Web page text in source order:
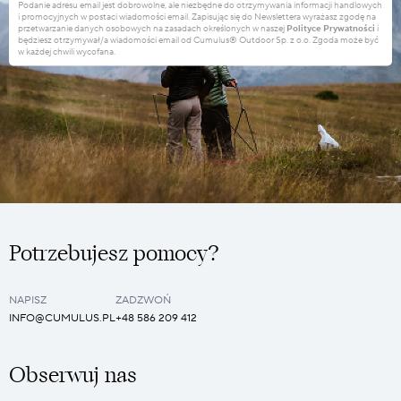
Podanie adresu email jest dobrowolne, ale niezbędne do otrzymywania informacji handlowych
i promocyjnych w postaci wiadomości email. Zapisując się do Newslettera wyrażasz zgodę na
przetwarzanie danych osobowych na zasadach określonych w naszej Polityce Prywatności i
będziesz otrzymywał/a wiadomości email od Cumulus® Outdoor Sp. z o.o. Zgoda może być
w każdej chwili wycofana.
Potrzebujesz pomocy?
NAPISZ
INFO@CUMULUS.PL
ZADZWOŃ
+48 586 209 412
Obserwuj nas